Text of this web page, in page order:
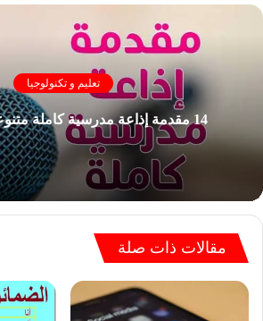
تعليم و تكنولوجيا
14 مقدمة إذاعة مدرسية كاملة متنوعة حديثة 2022
مقالات ذات صلة